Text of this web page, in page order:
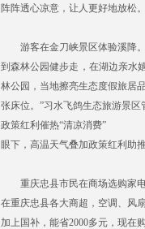
阵阵透心凉意，让人更好地放松
游客在金刀峡景区体验溪降。
到森林公园健步走，在湖边亲
林公园，当地擦亮生态度假旅居
张床位。”习水飞鸽生态旅游景
政策红利催热“清凉消费”
眼下，高温天气叠加政策红利助
重庆忠县市民在商场选购家电
在重庆忠县各大商超，空调、风
加上国补，能省2000多元，现在